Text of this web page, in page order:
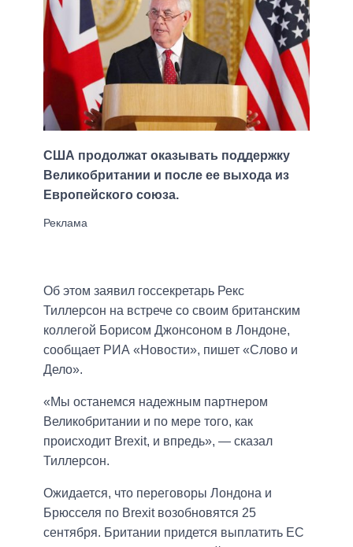
США продолжат оказывать поддержку
Великобритании и после ее выхода из
Европейского союза.
Об этом заявил госсекретарь Рекс
Тиллерсон на встрече со своим британским
коллегой Борисом Джонсоном в Лондоне,
сообщает РИА «Новости», пишет «Слово и
Дело».
«Мы останемся надежным партнером
Великобритании и по мере того, как
происходит Brexit, и впредь», — сказал
Тиллерсон.
Ожидается, что переговоры Лондона и
Брюсселя по Brexit возобновятся 25
сентября. Британии придется выплатить ЕС